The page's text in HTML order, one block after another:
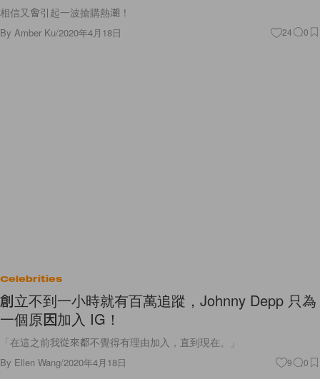
相信又會引起一波搶購熱潮！
By Amber Ku/2020年4月18日 24 0
Celebrities
創立不到一小時就有百萬追蹤，Johnny Depp 只為
一個原因加入 IG！
「在這之前我從來都不覺得有理由加入，直到現在。」
By Ellen Wang/2020年4月18日 9 0